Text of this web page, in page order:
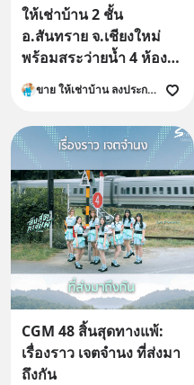
ให้เช่าบ้าน 2 ชั้น
อ.สันทราย จ.เชียงใหม่
พร้อมสระว่ายน้ำ 4 ห้อง
นอน เฟอนิเจอร์ครบพร้อม
อยู่
ขาย ให้เช่าบ้าน ลงประกาศ ที่ดิน คอนโด อาคารพาณิชย์
CGM 48 สิ้นสุดทางแพ้:
เรื่องราว เจตจำนง ที่ส่งมา
ถึงกัน